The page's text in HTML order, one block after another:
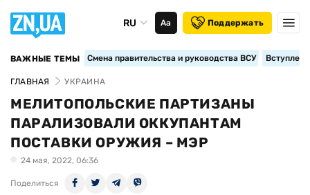
RU Аа Поддержать
ВАЖНЫЕ ТЕМЫ Смена правительства и руководства ВСУ
ГЛАВНАЯ УКРАИНА
МЕЛИТОПОЛЬСКИЕ ПАРТИЗАНЫ
ПАРАЛИЗОВАЛИ ОККУПАНТАМ
ПОСТАВКИ ОРУЖИЯ – МЭР
24 мая, 2022, 06:36
Поделиться